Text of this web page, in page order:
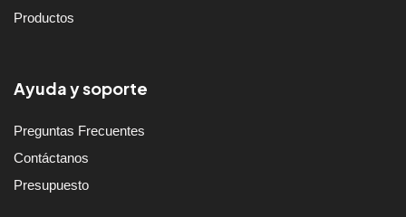
Productos
Ayuda y soporte
Preguntas Frecuentes
Contáctanos
Presupuesto